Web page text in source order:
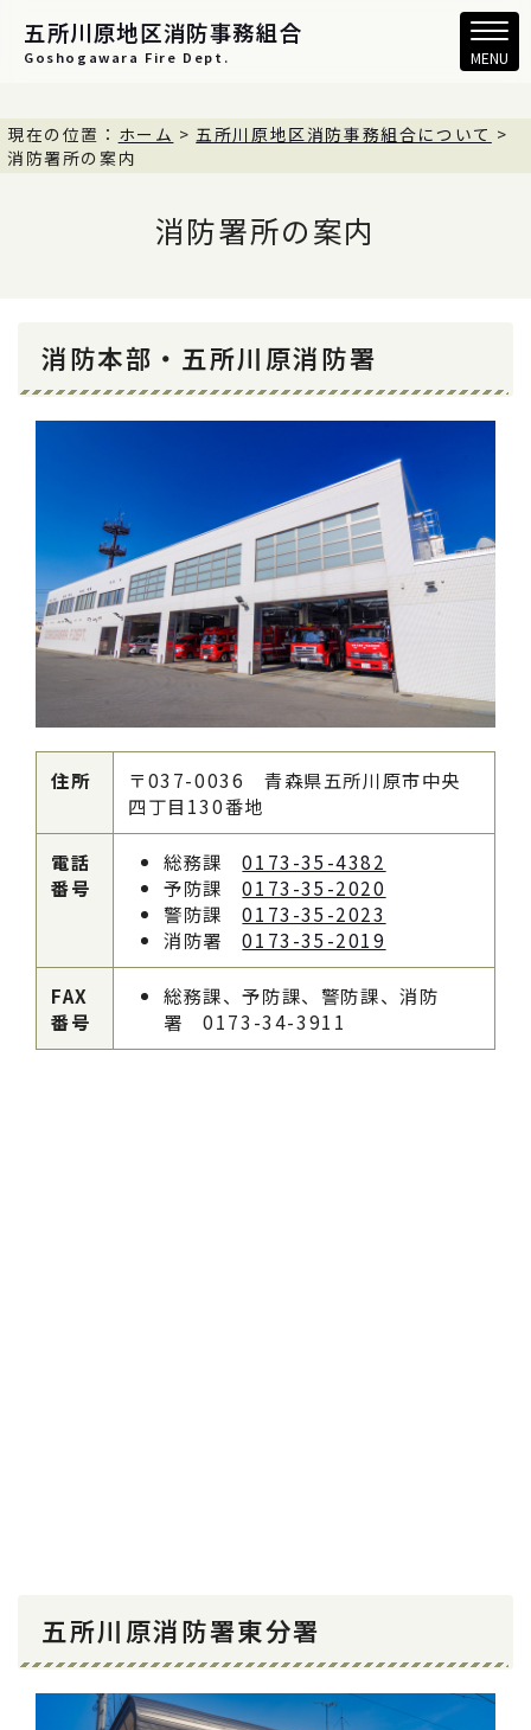
五所川原地区消防事務組合
Goshogawara Fire Dept. MENU
現在の位置： ホーム >五所川原地区消防事務組合について >
消防署所の案内
消防署所の案内
消防本部・五所川原消防署
住所
〒037-0036 青森県五所川原市中央
四丁目130番地
電話
番号
総務課0173-35-4382
予防課0173-35-2020
警防課0173-35-2023
消防署0173-35-2019
FAX
番号
総務課、予防課、警防課、消防
署 0173-34-3911
五所川原消防署東分署